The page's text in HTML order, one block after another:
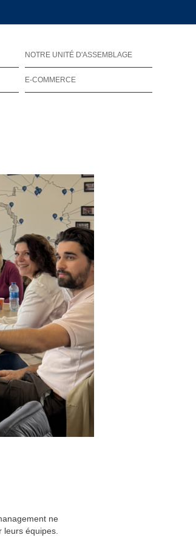
NOTRE UNITÉ D'ASSEMBLAGE
E-COMMERCE
ne
équipes.